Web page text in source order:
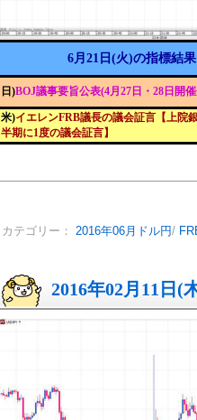
6月21日(火)の指標結果
日)BOJ議事要旨公表(4月27日・28日開
米)イエレンFRB議長の議会証言【上院
半期に1度の議会証言】
カテゴリー： 2016年06月ドル円/
2016年02月11日(